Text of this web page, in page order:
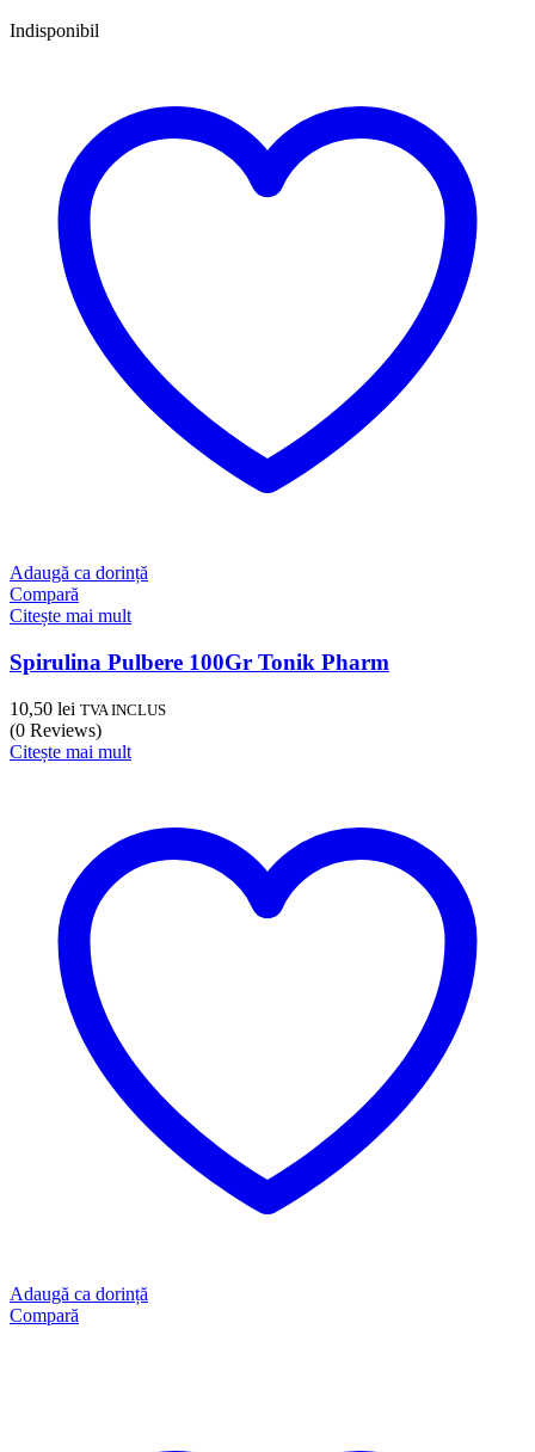
Indisponibil
Adaugă ca dorință
Compară
Citește mai mult
Spirulina Pulbere 100Gr Tonik Pharm
10,50 lei TVA INCLUS
(0 Reviews)
Citește mai mult
Adaugă ca dorință
Compară